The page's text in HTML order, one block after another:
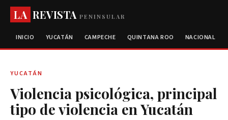
LA REVISTAPENINSULAR
INICIO YUCATÁN CAMPECHE QUINTANA ROO NACIONAL
YUCATÁN
Violencia psicológica, principal
tipo de violencia en Yucatán